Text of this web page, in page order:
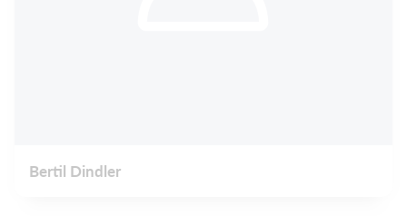
Bertil Dindler